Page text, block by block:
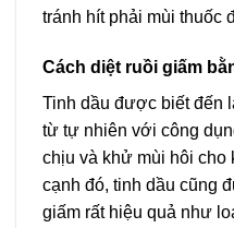
tránh hít phải mùi thuốc
Cách diệt ruồi giấm
Tinh dầu được biết đến
từ tự nhiên với công
chịu và khử mùi hôi cho
cạnh đó, tinh dầu cũng
giấm rất hiệu quả như